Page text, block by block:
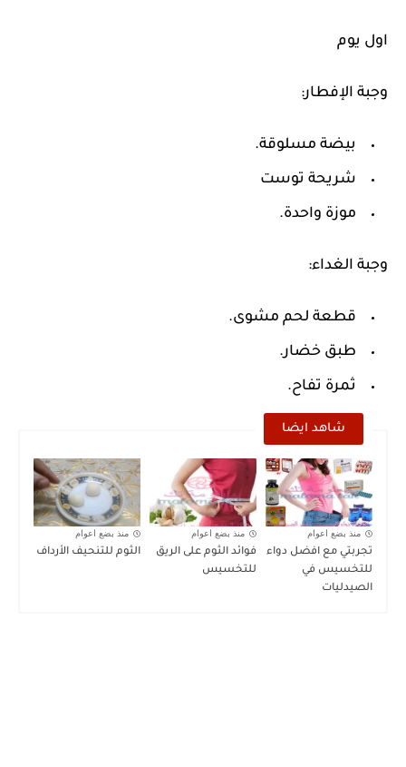
اول يوم
وجبة الإفطار:
بيضة مسلوقة.
شريحة توست
موزة واحدة.
وجبة الغداء:
قطعة لحم مشوى.
طبق خضار.
ثمرة تفاح.
شاهد ايضا
منذ بضع اعوام
تجربتي مع افضل دواء
للتخسيس في
الصيدليات
منذ بضع اعوام
فوائد الثوم على الريق
للتخسيس
منذ بضع اعوام
الثوم للتنحيف الأرداف